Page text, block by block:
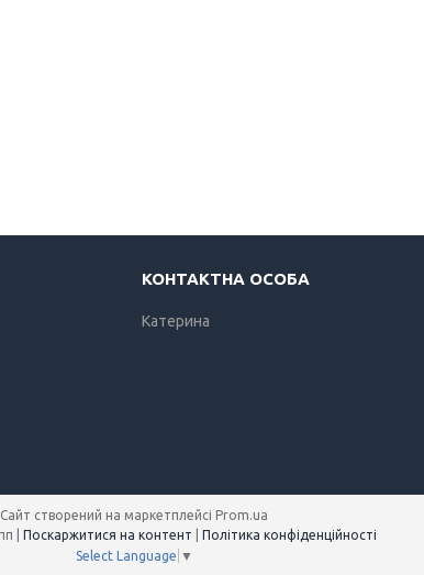
Катерина
Сайт створений на маркетплейсі Prom.ua
Поскаржитися на контент
Політика конфіденційності
Select Language ▼